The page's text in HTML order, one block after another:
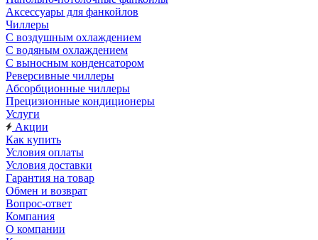
Аксессуары для фанкойлов
Чиллеры
С воздушным охлаждением
С водяным охлаждением
С выносным конденсатором
Реверсивные чиллеры
Абсорбционные чиллеры
Прецизионные кондиционеры
Услуги
Акции
Как купить
Условия оплаты
Условия доставки
Гарантия на товар
Обмен и возврат
Вопрос-ответ
Компания
О компании